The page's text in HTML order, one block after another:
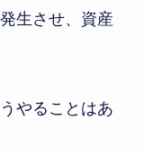
生させ、資産
やることはあ